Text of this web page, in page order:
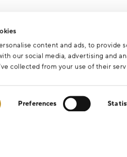
content and ads, to provide
our social media, advertising and
collected from your use of their
Preferences